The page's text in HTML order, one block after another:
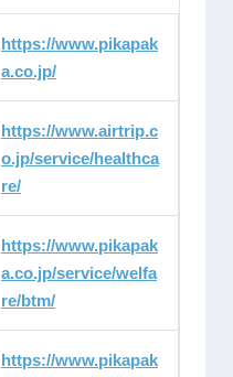
https://www.pikapak
a.co.jp/
https://www.airtrip.c
o.jp/service/healthca
re/
https://www.pikapak
a.co.jp/service/welfa
re/btm/
https://www.pikapak